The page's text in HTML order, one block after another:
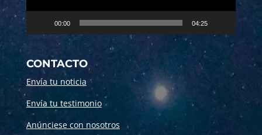
00:00 04:25
CONTACTO
Envía tu noticia
Envía tu testimonio
Anúnciese con nosotros